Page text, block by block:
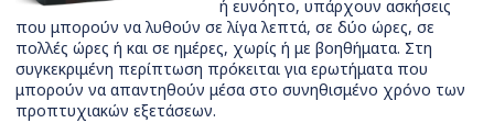
ή ευνόητο, υπάρχουν ασκήσεις
που μπορούν να λυθούν σε λίγα λεπτά, σε δύο ώρες, σε
πολλές ώρες ή και σε ημέρες, χωρίς ή με βοηθήματα. Στη
συγκεκριμένη περίπτωση πρόκειται για ερωτήματα που
μπορούν να απαντηθούν μέσα στο συνηθισμένο χρόνο των
προπτυχιακών εξετάσεων.